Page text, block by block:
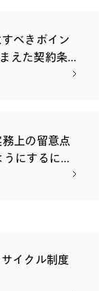
べきポイン
えた契約条
上の留意点
にするには
イクル制度